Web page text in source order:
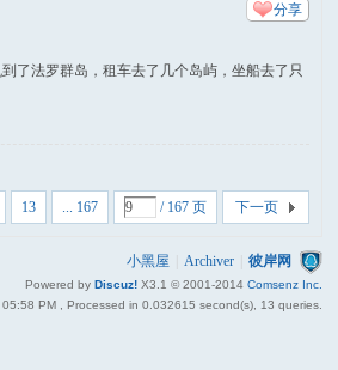
分享
了法罗群岛，租车去了几个岛屿，坐船去了只
13 ... 167 / 167 页 下一页
小黑屋 Archiver 彼岸网
Powered by Discuz! X3.1 © 2001-2014 Comsenz Inc.
05:58 PM, Processed in 0.032615 second(s), 13 queries.